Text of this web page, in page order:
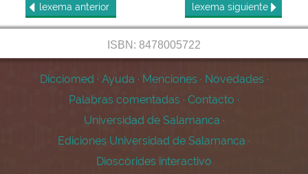
lexema anterior lexema siguiente
ISBN: 8478005722
Dicciomed · Ayuda · Menciones · Novedades ·
Palabras comentadas · Contacto ·
Universidad de Salamanca ·
Ediciones Universidad de Salamanca ·
Dioscórides interactivo